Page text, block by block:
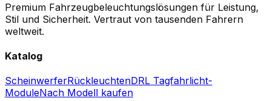
Premium Fahrzeugbeleuchtungslösungen für Leistung,
Stil und Sicherheit. Vertraut von tausenden Fahrern
weltweit.
Katalog
ScheinwerferRückleuchtenDRL Tagfahrlicht-
ModuleNach Modell kaufen